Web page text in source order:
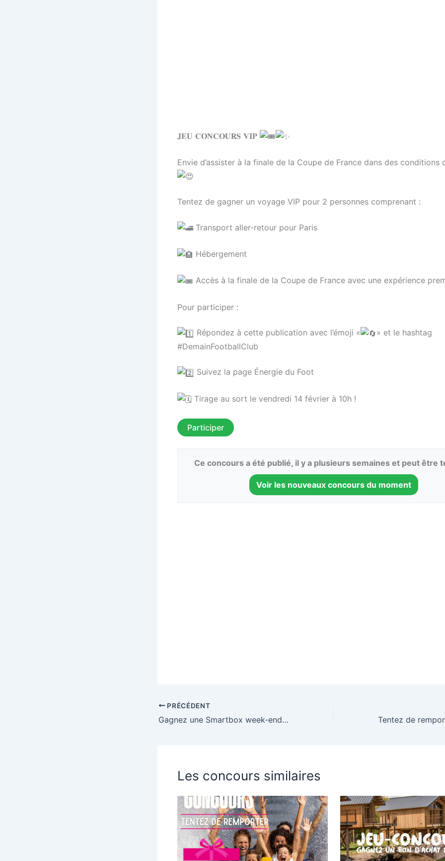
𝐉𝐄𝐔 𝐂𝐎𝐍𝐂𝐎𝐔𝐑𝐒 𝐕𝐈𝐏
Envie d’assister à la finale de la Coupe de France dans des conditions
Tentez de gagner un voyage VIP pour 2 personnes comprenant :
Transport aller-retour pour Paris
Hébergement
Accès à la finale de la Coupe de France avec une expérience
Pour participer :
Répondez à cette publication avec l’émoji «
» et le hashtag
#DemainFootballClub
Suivez la page Énergie du Foot
Tirage au sort le vendredi 14 février à 10h !
Participer
Ce concours a été publié, il y a plusieurs semaines et peut être
Voir les nouveaux concours du moment
PRÉCÉDENT
Gagnez une Smartbox week-end Spa et Gastronomie pour 2 personnes
Les concours similaires